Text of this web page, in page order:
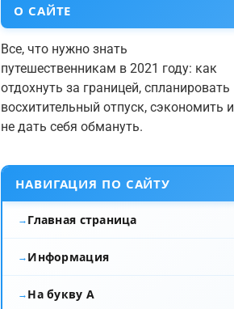
О САЙТЕ
Все, что нужно знать
путешественникам в 2021 году: как
отдохнуть за границей, спланировать
восхитительный отпуск, сэкономить и
не дать себя обмануть.
НАВИГАЦИЯ ПО САЙТУ
Главная страница
Информация
На букву А